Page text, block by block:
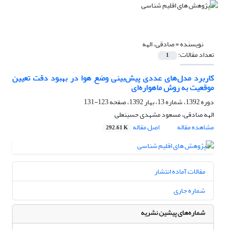
نویسنده =صادقی، الهه
تعداد مقالات: 1
کاربرد مدل‌های عددی پیش‌بینی وضع هوا در بهبود دقت تعیین
موقعیت به روش ماهواره‌ای
دوره 1392، شماره 13، بهار 1392، صفحه
123-131
الهه صادقی، مسعود مشهدی حسینعلی
مشاهده مقاله
اصل مقاله 292.61 K
مقالات آماده انتشار
شماره جاری
شماره‌های پیشین نشریه